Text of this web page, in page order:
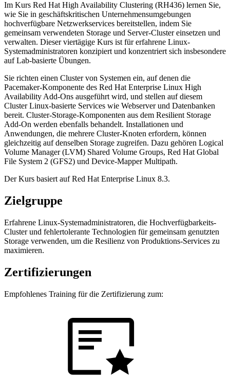
Im Kurs Red Hat High Availability Clustering (RH436) lernen Sie,
wie Sie in geschäftskritischen Unternehmensumgebungen
hochverfügbare Netzwerkservices bereitstellen, indem Sie
gemeinsam verwendeten Storage und Server-Cluster einsetzen und
verwalten. Dieser viertägige Kurs ist für erfahrene Linux-
Systemadministratoren konzipiert und konzentriert sich insbesondere
auf Lab-basierte Übungen.
Sie richten einen Cluster von Systemen ein, auf denen die
Pacemaker-Komponente des Red Hat Enterprise Linux High
Availability Add-Ons ausgeführt wird, und stellen auf diesem
Cluster Linux-basierte Services wie Webserver und Datenbanken
bereit. Cluster-Storage-Komponenten aus dem Resilient Storage
Add-On werden ebenfalls behandelt. Installationen und
Anwendungen, die mehrere Cluster-Knoten erfordern, können
gleichzeitig auf denselben Storage zugreifen. Dazu gehören Logical
Volume Manager (LVM) Shared Volume Groups, Red Hat Global
File System 2 (GFS2) und Device-Mapper Multipath.
Der Kurs basiert auf Red Hat Enterprise Linux 8.3.
Zielgruppe
Erfahrene Linux-Systemadministratoren, die Hochverfügbarkeits-
Cluster und fehlertolerante Technologien für gemeinsam genutzten
Storage verwenden, um die Resilienz von Produktions-Services zu
maximieren.
Zertifizierungen
Empfohlenes Training für die Zertifizierung zum: